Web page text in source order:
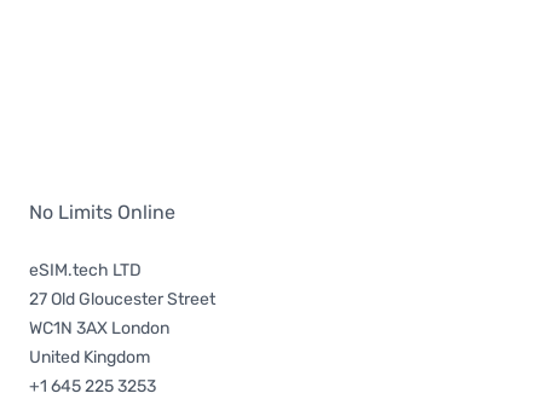
No Limits Online
eSIM.tech LTD
27 Old Gloucester Street
WC1N 3AX London
United Kingdom
+1 645 225 3253